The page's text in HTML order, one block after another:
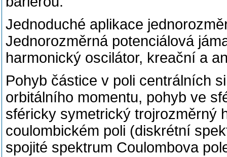
Jednoduché aplikace
Jednorozměrná potenciálová
harmonický oscilátor, kreační a
Pohyb částice v poli centrálních
orbitálního momentu, pohyb ve
sféricky symetrický trojrozměrný
coulombickém poli (diskrétní
spojité spektrum Coulombova